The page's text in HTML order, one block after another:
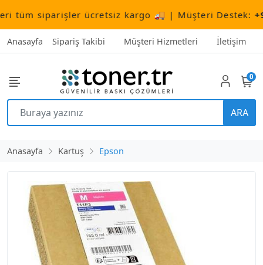
siparişler ücretsiz kargo 🚚 | Müşteri Destek:+90
Anasayfa Sipariş Takibi Müşteri Hizmetleri İletişim
ARA
0
Anasayfa Kartuş Epson